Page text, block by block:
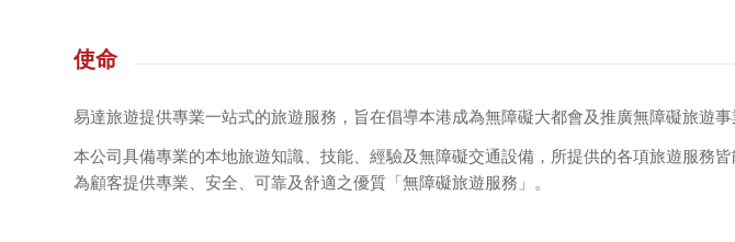
使命
易達旅遊提供專業一站式的旅遊服務，旨在倡導本港成為無障礙大都會及推廣無障礙旅遊事
本公司具備專業的本地旅遊知識、技能、經驗及無障礙交通設備，所提供的各項旅遊服務
為顧客提供專業、安全、可靠及舒適之優質「無障礙旅遊服務」。